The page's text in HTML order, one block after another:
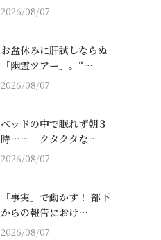
2026/08/07
お盆休みに肝試しならぬ
「幽霊ツアー」。“…
2026/08/07
ベッドの中で眠れず朝３
時……｜クタクタな…
2026/08/07
「事実」で動かす！ 部下
からの報告におけ…
2026/08/07